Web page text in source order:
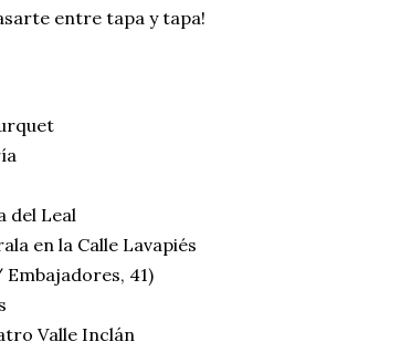
entre tapa y tapa!
del Leal
en la Calle Lavapiés
41)
Valle Inclán